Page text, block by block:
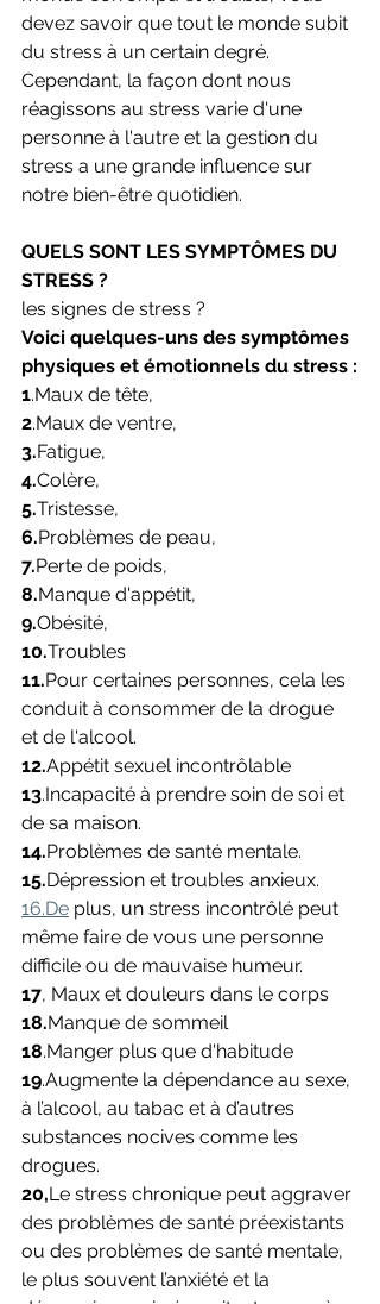
devez savoir que tout le monde subit
du stress à un certain degré.
Cependant, la façon dont nous
réagissons au stress varie d'une
personne à l'autre et la gestion du
stress a une grande influence sur
notre bien-être quotidien.
QUELS SONT LES SYMPTÔMES DU
STRESS ?
les signes de stress ?
Voici quelques-uns des symptômes
physiques et émotionnels du stress :
1.Maux de tête,
2.Maux de ventre,
3.Fatigue,
4.Colère,
5.Tristesse,
6.Problèmes de peau,
7.Perte de poids,
8.Manque d'appétit,
9.Obésité,
10.Troubles
11.Pour certaines personnes, cela les
conduit à consommer de la drogue
et de l'alcool.
12.Appétit sexuel incontrôlable
13.Incapacité à prendre soin de soi et
de sa maison.
14.Problèmes de santé mentale.
15.Dépression et troubles anxieux.
16.De plus, un stress incontrôlé peut
même faire de vous une personne
difficile ou de mauvaise humeur.
17, Maux et douleurs dans le corps
18.Manque de sommeil
18.Manger plus que d'habitude
19.Augmente la dépendance au sexe,
à l’alcool, au tabac et à d’autres
substances nocives comme les
drogues.
20,Le stress chronique peut aggraver
des problèmes de santé préexistants
ou des problèmes de santé mentale,
le plus souvent l’anxiété et la